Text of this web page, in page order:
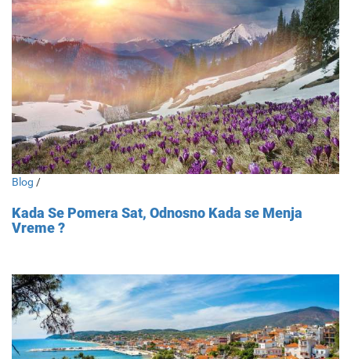
Blog /
Kada Se Pomera Sat, Odnosno Kada se Menja
Vreme ?